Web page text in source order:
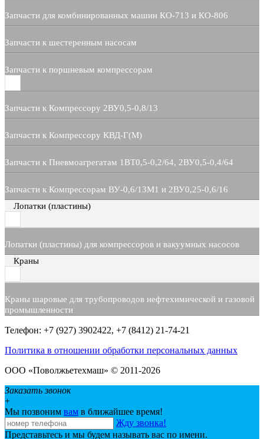
Запчасти для комбинированных машин КО-713 и КО-806
Запчасти к шестеренным насосам
Запчасти к поршневым компрессорам
Запчасти к Компрессору 2ВУ0,5-0,8/13
Запчасти к Компрессору КВД-Г(М)
Запчасти к Пневмоагрегатам 1ВТ0,5-0,2/64, 2ВУ0,5-0,4/64
Запчасти к Компрессорам ВУ-0,6/13М1 и 2ВУ0,25-0,6/16
Лопатки (пластины)
Лопатки (пластины) для компрессоров и вакуумных насосов
Краны
Краны шаровые для трубопроводов нефтехимической и газовой
промышленности
Телефон: +7 (927) 3902422, +7 (8412) 21-74-21
Политика в отношении обработки персональных данных
ООО «Поволжьетехмаш» © 2011-2026
Заказать звонок
+
Мы позвоним вам в ближайшее время!
Жду звонка!
Представьтесь и мы будем называть вас по имени.